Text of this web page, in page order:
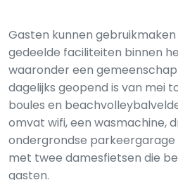
Gasten kunnen
gedeelde faciliteiten binnen
waaronder een
dagelijks geopend is van mei
boules en
omvat wifi, een wasmachine,
ondergrondse
met twee damesfietsen die
gasten.